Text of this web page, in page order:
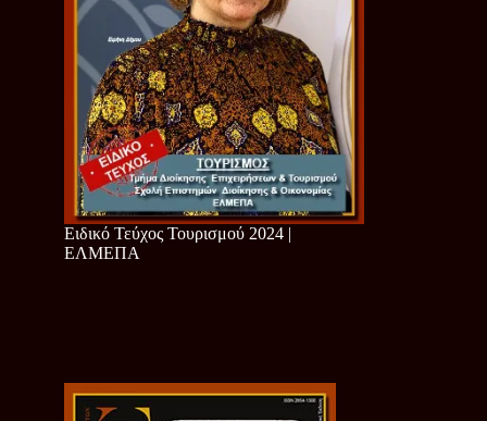
Ειδικό Τεύχος Τουρισμού 2024 |
ΕΛΜΕΠΑ